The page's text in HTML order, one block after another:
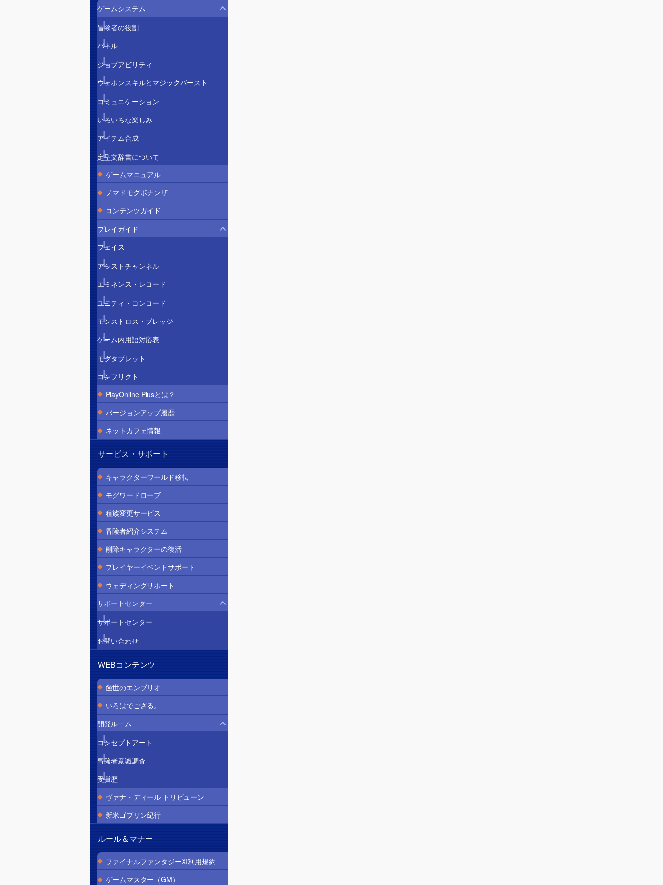
ゲームシステム
冒険者の役割
バトル
ジョブアビリティ
ウェポンスキルとマジックバースト
コミュニケーション
いろいろな楽しみ
アイテム合成
定型文辞書について
ゲームマニュアル
ノマドモグボナンザ
コンテンツガイド
プレイガイド
フェイス
アシストチャンネル
エミネンス・レコード
ユニティ・コンコード
モンストロス・プレッジ
ゲーム内用語対応表
モグタブレット
コンフリクト
PlayOnline Plusとは？
バージョンアップ履歴
ネットカフェ情報
サービス・サポート
キャラクターワールド移転
モグワードローブ
種族変更サービス
冒険者紹介システム
削除キャラクターの復活
プレイヤーイベントサポート
ウェディングサポート
サポートセンター
サポートセンター
お問い合わせ
WEBコンテンツ
蝕世のエンブリオ
いろはでござる。
開発ルーム
コンセプトアート
冒険者意識調査
受賞歴
ヴァナ・ディール トリビューン
新米ゴブリン紀行
ルール＆マナー
ファイナルファンタジーXI利用規約
ゲームマスター（GM）